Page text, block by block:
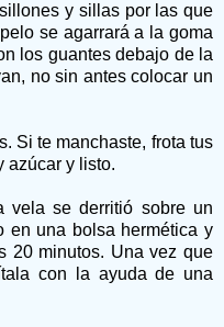
y sillas por las que
se agarrará a la goma
los guantes debajo de la
no sin antes colocar un
Si te manchaste, frota tus
azúcar y listo.
vela se derritió sobre un
en una bolsa hermética y
20 minutos. Una vez que
con la ayuda de una